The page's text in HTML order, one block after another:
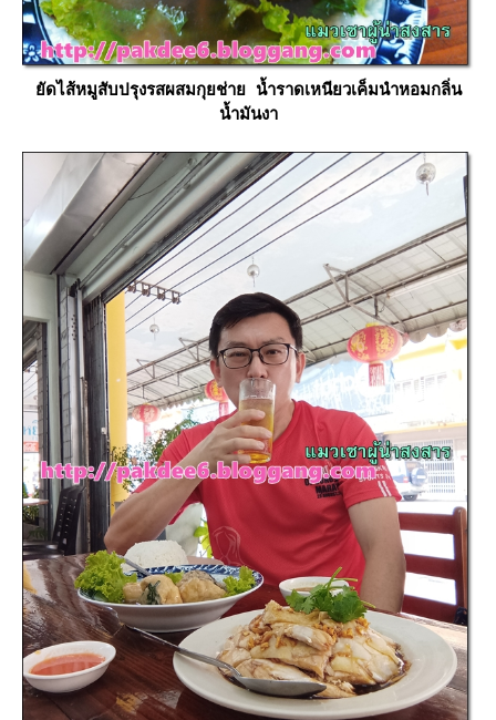
ัดไส้หมูสับปรุงรสผสมกุยช่าย น้ำราดเหนียวเค็มนำหอมกลิ่น
น้ำมันงา